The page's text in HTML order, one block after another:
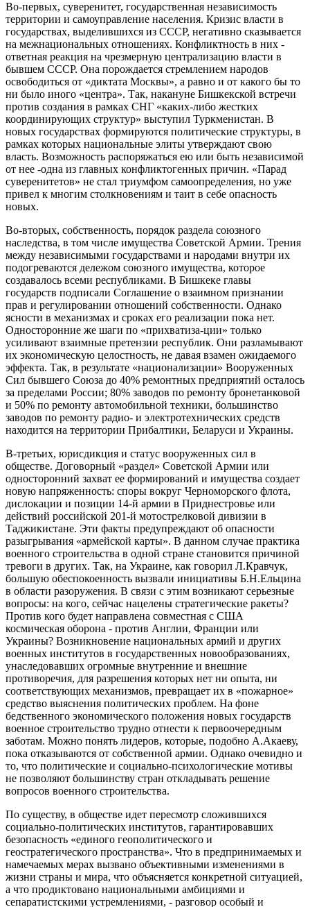
Во-первых, суверенитет, государственная независимость
территории и самоуправление населения. Кризис власти в
государствах, выделившихся из СССР, негативно сказывается
на межнациональных отношениях. Конфликтность в них -
ответная реакция на чрезмерную централизацию власти в
бывшем СССР. Она порождается стремлением народов
освободиться от «диктата Москвы», а равно и от какого бы то
ни было иного «центра». Так, накануне Бишкекской встречи
против создания в рамках СНГ «каких-либо жестких
координирующих структур» выступил Туркменистан. В
новых государствах формируются политические структуры, в
рамках которых национальные элиты утверждают свою
власть. Возможность распоряжаться ею или быть независимой
от нее -одна из главных конфликтогенных причин. «Парад
суверенитетов» не стал триумфом самоопределения, но уже
привел к многим столкновениям и таит в себе опасность
новых.
Во-вторых, собственность, порядок раздела союзного
наследства, в том числе имущества Советской Армии. Трения
между независимыми государствами и народами внутри их
подогреваются дележом союзного имущества, которое
создавалось всеми республиками. В Бишкеке главы
государств подписали Соглашение о взаимном признании
прав и регулировании отношений собственности. Однако
ясности в механизмах и сроках его реализации пока нет.
Односторонние же шаги по «прихватиза-ции» только
усиливают взаимные претензии республик. Они разламывают
их экономическую целостность, не давая взамен ожидаемого
эффекта. Так, в результате «национализации» Вооруженных
Сил бывшего Союза до 40% ремонтных предприятий осталось
за пределами России; 80% заводов по ремонту бронетанковой
и 50% по ремонту автомобильной техники, большинство
заводов по ремонту радио- и электротехнических средств
находится на территории Прибалтики, Беларуси и Украины.
В-третьих, юрисдикция и статус вооруженных сил в
обществе. Договорный «раздел» Советской Армии или
односторонний захват ее формирований и имущества создает
новую напряженность: споры вокруг Черноморского флота,
дислокации и позиции 14-й армии в Приднестровье или
действий российской 201-й мотострелковой дивизии в
Таджикистане. Эти факты предупреждают об опасности
разыгрывания «армейской карты». В данном случае практика
военного строительства в одной стране становится причиной
тревоги в других. Так, на Украине, как говорил Л.Кравчук,
большую обеспокоенность вызвали инициативы Б.Н.Ельцина
в области разоружения. В связи с этим возникают серьезные
вопросы: на кого, сейчас нацелены стратегические ракеты?
Против кого будет направлена совместная с США
космическая оборона - против Англии, Франции или
Украины? Возникновение национальных армий и других
военных институтов в государственных новообразованиях,
унаследовавших огромные внутренние и внешние
противоречия, для разрешения которых нет ни опыта, ни
соответствующих механизмов, превращает их в «пожарное»
средство выяснения политических проблем. На фоне
бедственного экономического положения новых государств
военное строительство трудно отнести к первоочередным
заботам. Можно понять лидеров, которые, подобно А.Акаеву,
пока отказываются от собственной армии. Однако очевидно и
то, что политические и социально-психологические мотивы
не позволяют большинству стран откладывать решение
вопросов военного строительства.
По существу, в обществе идет пересмотр сложившихся
социально-политических институтов, гарантировавших
безопасность «единого геополитического и
геостратегического пространства». Что в предпринимаемых и
намечаемых мерах вызвано объективными изменениями в
жизни страны и мира, что объясняется конкретной ситуацией,
а что продиктовано национальными амбициями и
сепаратистскими устремлениями, - разговор особый и